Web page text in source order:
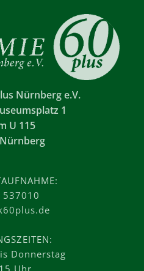
Nürnberg e.V.
1
U 115
537010
Donnerstag